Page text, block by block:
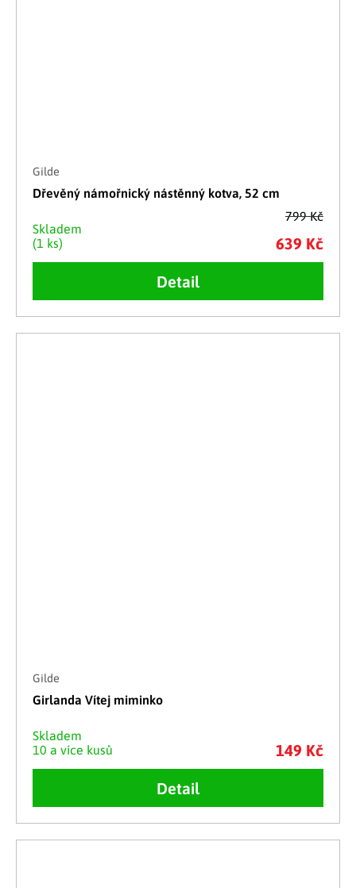
799 Kč
Gilde
Dřevěný námořnický nástěnný kotva, 52 cm
Skladem
(1 ks)
639 Kč
Detail
Gilde
Girlanda Vítej miminko
Skladem
10 a více kusů
149 Kč
Detail